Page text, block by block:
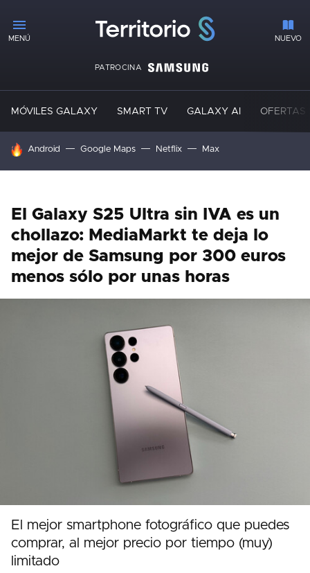
PATROCINA
MENÚ NUEVO
MÓVILES GALAXY SMART TV GALAXY AI OFERTAS
HOY SE HABLA DE
Android Google Maps Netflix Max
El Galaxy S25 Ultra sin IVA es un
chollazo: MediaMarkt te deja lo
mejor de Samsung por 300 euros
menos sólo por unas horas
El mejor smartphone fotográfico que puedes
comprar, al mejor precio por tiempo (muy)
limitado